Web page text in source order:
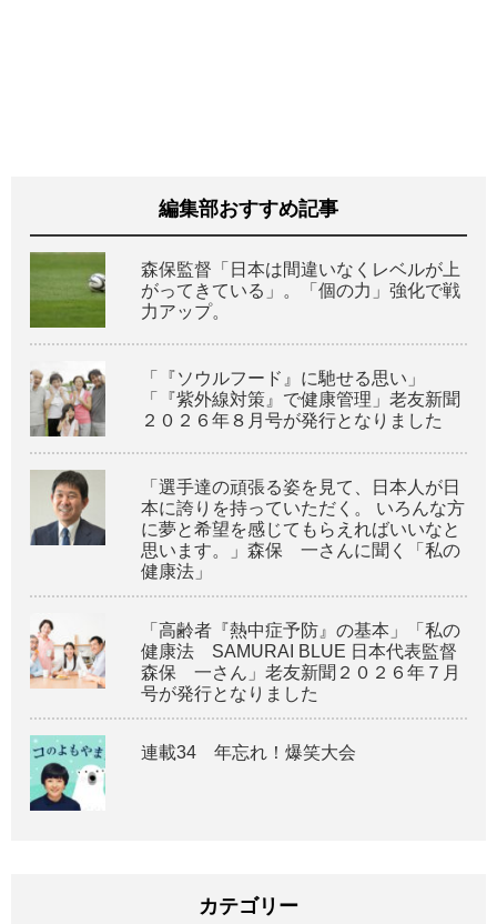
編集部おすすめ記事
森保監督「日本は間違いなくレベルが上
がってきている」。「個の力」強化で戦
力アップ。
「『ソウルフード』に馳せる思い」
「『紫外線対策』で健康管理」老友新聞
２０２６年８月号が発行となりました
「選手達の頑張る姿を見て、日本人が日
本に誇りを持っていただく。 いろんな方
に夢と希望を感じてもらえればいいなと
思います。」森保 一さんに聞く「私の
健康法」
「高齢者『熱中症予防』の基本」「私の
健康法 SAMURAI BLUE 日本代表監督
森保 一さん」老友新聞２０２６年７月
号が発行となりました
連載34 年忘れ！爆笑大会
カテゴリー